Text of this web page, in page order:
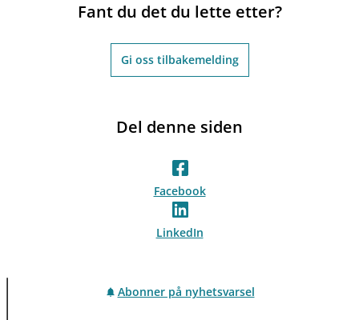
Fant du det du lette etter?
Gi oss tilbakemelding
Del denne siden
Facebook
LinkedIn
Abonner på nyhetsvarsel